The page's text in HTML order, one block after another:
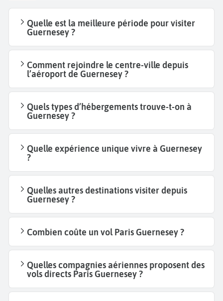
Quelle est la meilleure période pour visiter
Guernesey ?
Comment rejoindre le centre-ville depuis
l’aéroport de Guernesey ?
Quels types d’hébergements trouve-t-on à
Guernesey ?
Quelle expérience unique vivre à Guernesey
?
Quelles autres destinations visiter depuis
Guernesey ?
Combien coûte un vol Paris Guernesey ?
Quelles compagnies aériennes proposent des
vols directs Paris Guernesey ?